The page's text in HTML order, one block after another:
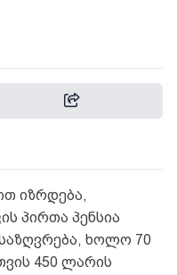
იზრდება,
პირთა პენსია
ხოლო 70
450 ლარის